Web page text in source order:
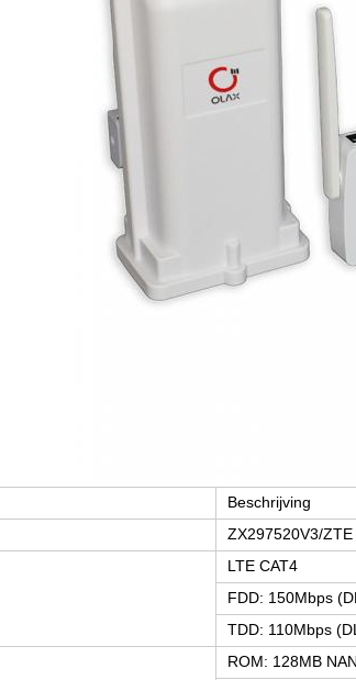
Beschrijving
ZX297520V3/ZTE
LTE CAT4
FDD: 150Mbps
TDD: 110Mbps
ROM: 128MB